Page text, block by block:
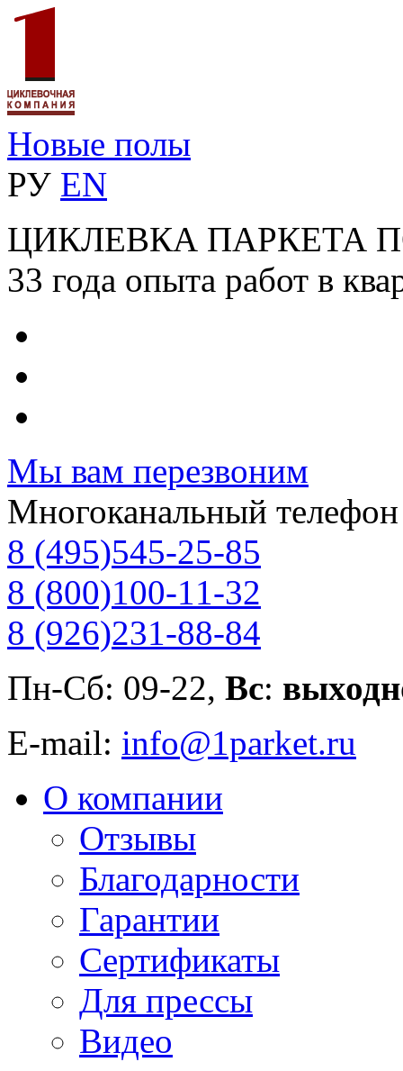
Новые полы
РУ EN
ЦИКЛЕВКА ПАРКЕТА
33 года опыта работ в
Мы вам перезвоним
Многоканальный телефон
8 (495)545-25-85
8 (800)100-11-32
8 (926)231-88-84
Пн-Сб: 09-22, Вс:
E-mail: info@1parket.ru
О компании
Отзывы
Благодарности
Гарантии
Сертификаты
Для прессы
Видео